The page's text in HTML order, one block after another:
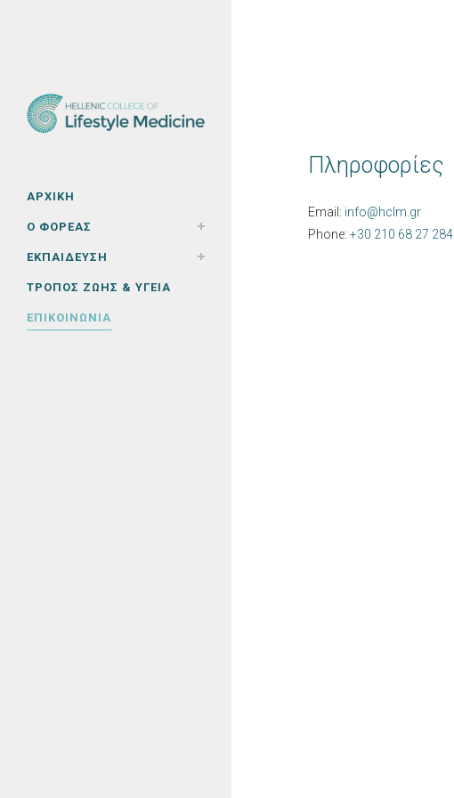
ΑΡΧΙΚΉ
Ο ΦΟΡΈΑΣ
ΕΚΠΑΊΔΕΥΣΗ
ΤΡΌΠΟΣ ΖΩΉΣ & ΥΓΕΊΑ
ΕΠΙΚΟΙΝΩΝΊΑ
Πληροφορίες
Email: info@hclm .gr
Phone:+30 210 68 27 284